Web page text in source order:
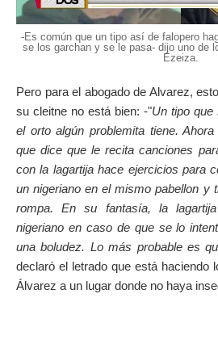
-Es común que un tipo así de falopero
se los garchan y se le pasa- dijo uno de
Ezeiza.
Pero para el abogado de Alvarez,
su cleitne no está bien: -"Un tipo que
el orto algún problemita tiene.
que dice que le recita canciones
con la lagartija hace ejercicios para
un nigeriano en el mismo pabellon y
rompa. En su fantasía, la
nigeriano en caso de que se lo
una boludez. Lo más probable es
declaró el letrado que está haciendo
Álvarez a un lugar donde no haya